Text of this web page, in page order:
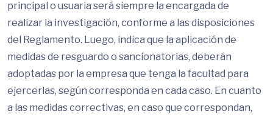
principal o usuaria será siempre la encargada de
realizar la investigación, conforme a las disposiciones
del Reglamento. Luego, indica que la aplicación de
medidas de resguardo o sancionatorias, deberán
adoptadas por la empresa que tenga la facultad para
ejercerlas, según corresponda en cada caso. En cuanto
a las medidas correctivas, en caso que correspondan,